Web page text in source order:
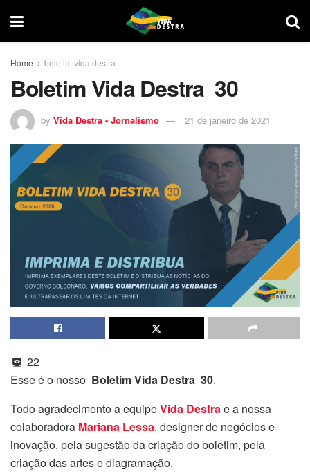
Home boletim vida destra
Boletim Vida Destra 30
by Vida Destra - Jornalismo 21 de janeiro de 2021
22
Esse é o nosso Boletim Vida Destra 30.
Todo agradecimento a equipeVida Destrae a nossa
colaboradora Mariana Lessa, designer de negócios e
inovação, pela sugestão da criação do boletim, pela
criação das artes e diagramação.